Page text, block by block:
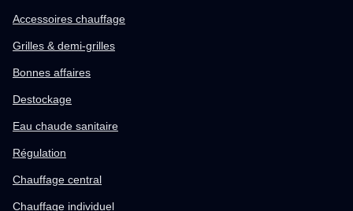
Accessoires chauffage
Grilles & demi-grilles
Bonnes affaires
Destockage
Eau chaude sanitaire
Régulation
Chauffage central
Chauffage individuel